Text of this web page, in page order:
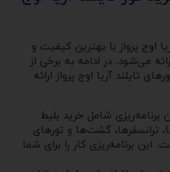
اوج پرواز با بهترین کیفیت و
می‌شود. در ادامه به برخی از
تایلند آریا اوج پرواز ارائه
برنامه‌ریزی شامل خرید بلیط
ترانسفرها، گشت‌ها و تورهای
برنامه‌ریزی کار را برای شما